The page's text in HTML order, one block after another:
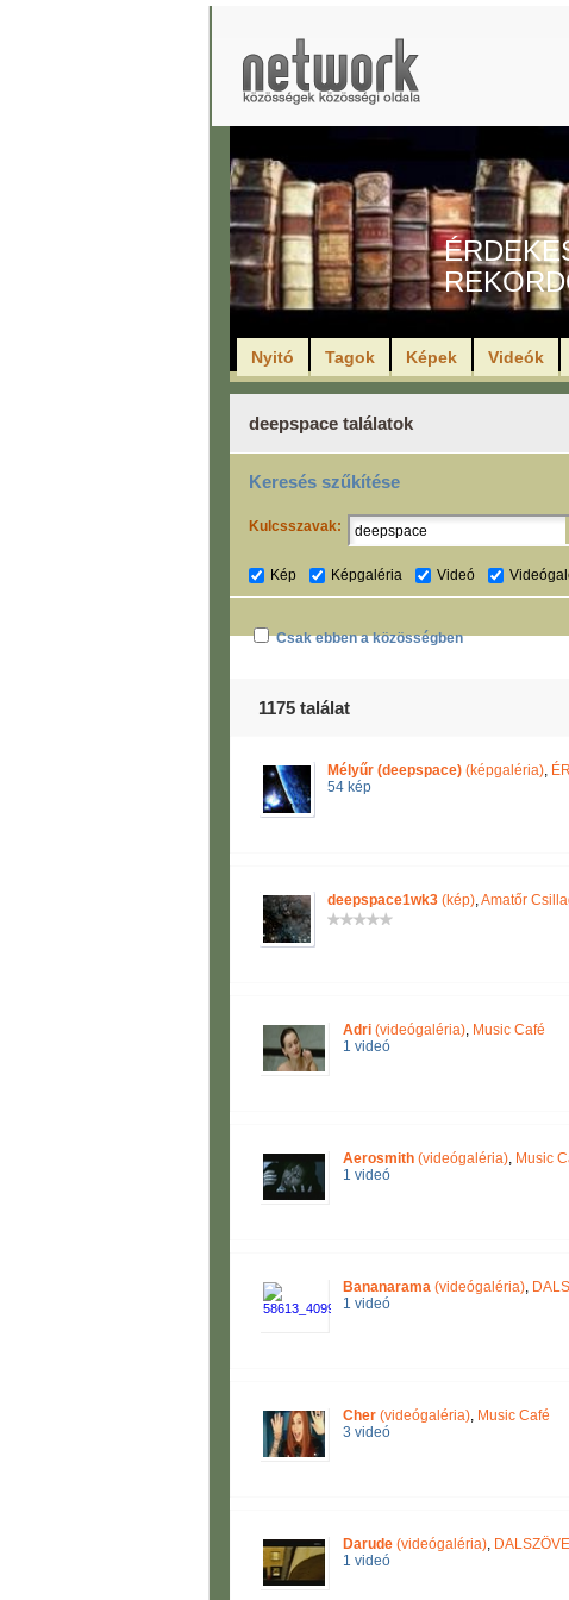
Nyitó Tagok Képek Videók
deepspace találatok
Keresés szűkítése
Kulcsszavak:
Kép Képgaléria Videó
Csak ebben a közösségben
1175 találat
Mélyűr (deepspace) (képgaléria),
54 kép
deepspace1wk3 (kép),Amatőr
Adri (videógaléria), Music Café
1 videó
Aerosmith (videógaléria), Music
1 videó
Bananarama (videógaléria),
1 videó
Cher (videógaléria), Music Café
3 videó
Darude (videógaléria),
1 videó